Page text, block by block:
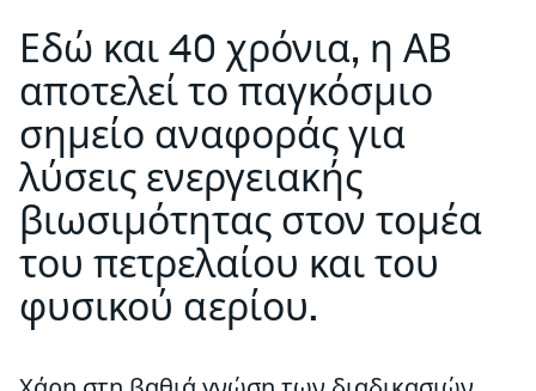
Εδώ και 40 χρόνια, η ΑΒ
αποτελεί το παγκόσμιο
σημείο αναφοράς για
λύσεις ενεργειακής
βιωσιμότητας στον τομέα
του πετρελαίου και του
φυσικού αερίου.